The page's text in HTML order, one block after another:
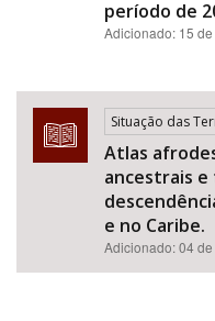
período de
Adicionado: 15
Situação das
Atlas
ancestrais
e no Caribe.
Adicionado:04